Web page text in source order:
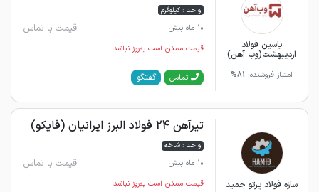
یاسین فولاد
اردیبهشت(وب آهن)
امتیاز فروشنده: 81%
واحد : کیلوگرم
10 ماه پیش
قیمت با تماس
قیمت ممکن است به‌روز نباشد
تماس گفتگو
سازه فولاد پرتو حمید
تیرآهن 24 فولاد البرز ایرانیان (فایکو)
واحد : شاخه
10 ماه پیش
قیمت با تماس
قیمت ممکن است به‌روز نباشد